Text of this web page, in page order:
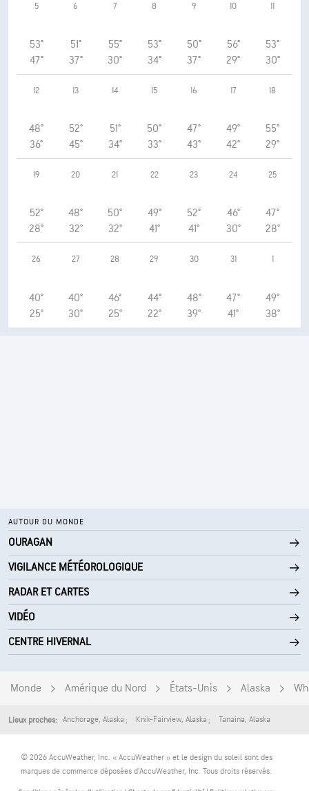
5
53°
47°
6
51°
37°
7
55°
30°
8
53°
34°
9
50°
37°
10
56°
29°
11
53°
30°
12
48°
36°
13
52°
45°
14
51°
34°
15
50°
33°
16
47°
43°
17
49°
42°
18
55°
29°
19
52°
28°
20
48°
32°
21
50°
32°
22
49°
41°
23
52°
41°
24
46°
30°
25
47°
28°
26
40°
25°
27
40°
30°
28
46°
25°
29
44°
22°
30
48°
39°
31
47°
41°
1
49°
38°
AUTOUR DU MONDE
OURAGAN
VIGILANCE MÉTÉOROLOGIQUE
RADAR ET CARTES
VIDÉO
CENTRE HIVERNAL
Monde Amérique du Nord États-Unis Alaska
Lieux proches: Anchorage, Alaska Knik-Fairview, Alaska Tanaina, Alaska
© 2026 AccuWeather, Inc. « AccuWeather » et le design du soleil sont des
marques de commerce déposées d’AccuWeather, Inc. Tous droits réservés.